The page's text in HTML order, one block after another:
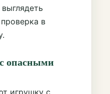
в
опасными
игрушку с